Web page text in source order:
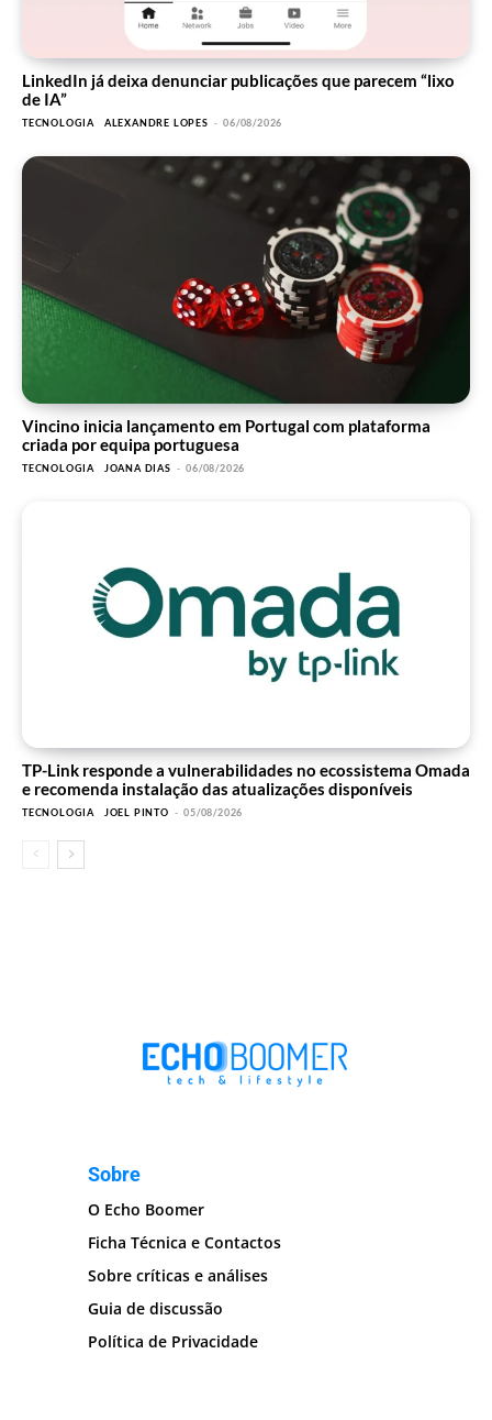
LinkedIn já deixa denunciar publicações que parecem “lixo
de IA”
TECNOLOGIA ALEXANDRE LOPES - 06/08/2026
Vincino inicia lançamento em Portugal com plataforma
criada por equipa portuguesa
TECNOLOGIA JOANA DIAS - 06/08/2026
TP-Link responde a vulnerabilidades no ecossistema Omada
e recomenda instalação das atualizações disponíveis
TECNOLOGIA JOEL PINTO - 05/08/2026
Sobre
O Echo Boomer
Ficha Técnica e Contactos
Sobre críticas e análises
Guia de discussão
Política de Privacidade